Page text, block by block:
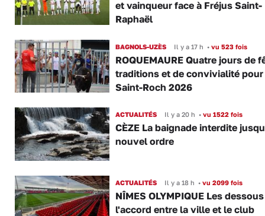
et vainqueur face à Fréjus Saint-
Raphaël
BAGNOLS-UZÈS Il y a 17 h •vu 523 fois
ROQUEMAURE Quatre jours de
traditions et de convivialité pour
Saint-Roch 2026
ACTUALITÉS Il y a 20 h •vu 1522 fois
CÈZE La baignade interdite
nouvel ordre
ACTUALITÉS Il y a 18 h •vu 2099 fois
NÎMES OLYMPIQUE Les
l'accord entre la ville et le club